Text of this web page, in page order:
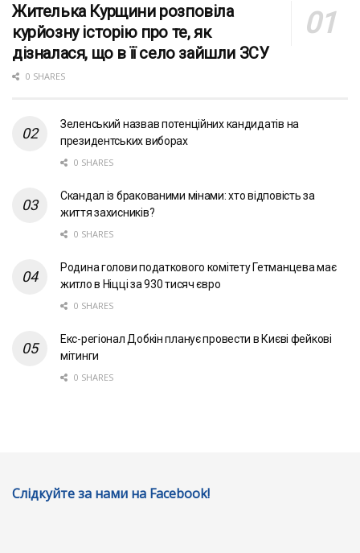
Жителька Курщини розповіла
курйозну історію про те, як
дізналася, що в її село зайшли ЗСУ
0 SHARES
Зеленський назвав потенційних кандидатів на
президентських виборах
0 SHARES
Скандал із бракованими мінами: хто відповість за
життя захисників?
0 SHARES
Родина голови податкового комітету Гетманцева має
житло в Ніцці за 930 тисяч євро
0 SHARES
Екс-регіонал Добкін планує провести в Києві фейкові
мітинги
0 SHARES
Слідкуйте за нами на Facebook!